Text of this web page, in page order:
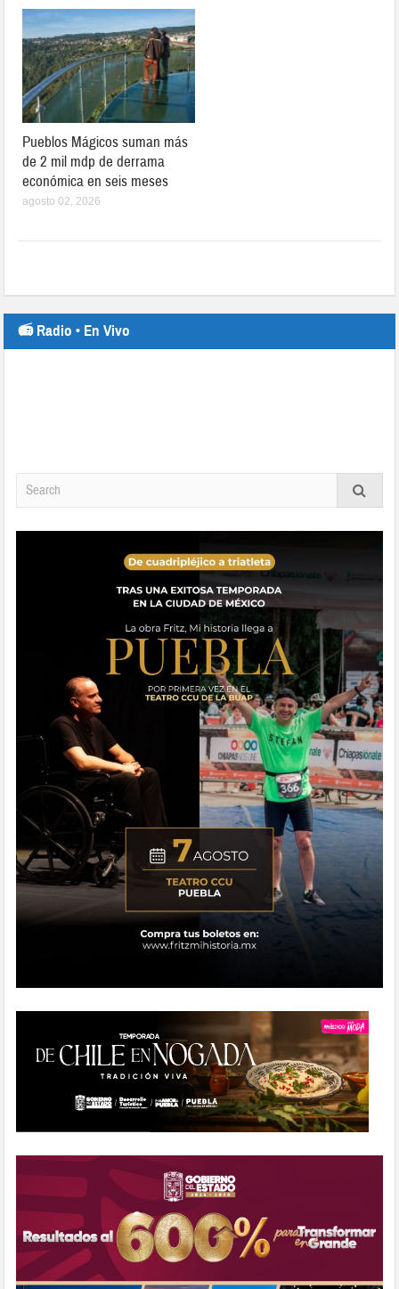
Pueblos Mágicos suman más
de 2 mil mdp de derrama
económica en seis meses
agosto 02, 2026
📻 Radio • En Vivo